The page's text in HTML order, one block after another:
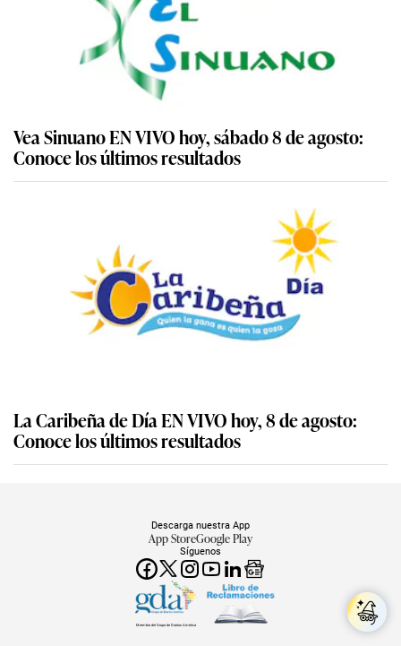
Vea Sinuano EN VIVO hoy, sábado 8 de agosto:
Conoce los últimos resultados
La Caribeña de Día EN VIVO hoy, 8 de agosto:
Conoce los últimos resultados
Síguenos
Descarga nuestra App
App StoreGoogle Play
Miembro del Grupo de Diarios América